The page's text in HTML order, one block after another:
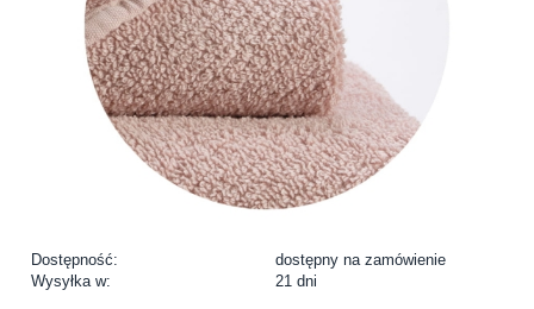
Dostępność:
dostępny na zamówienie
Wysyłka w:
21 dni